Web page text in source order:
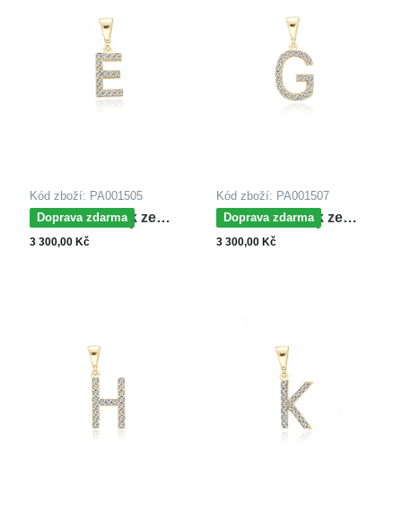
Kód zboží: PA001505
Doprava zdarma
MOISS přívěsek ze
žlutého zlata PÍSMENO
3 300,00 Kč
Kód zboží: PA001507
Doprava zdarma
MOISS přívěsek ze
žlutého zlata PÍSMENO
3 300,00 Kč